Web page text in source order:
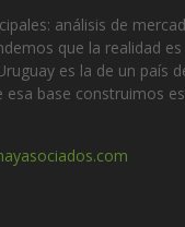
análisis de
que la realidad
es la de un país
base construimos